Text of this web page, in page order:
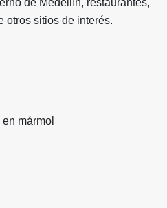
de Medellín, restaurantes,
otros sitios de interés.
mármol